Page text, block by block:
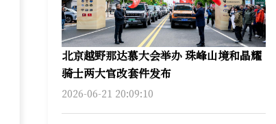
北京越野那达慕大会举办 珠峰山境和晶耀
骑士两大官改套件发布
2026-06-21 20:09:10